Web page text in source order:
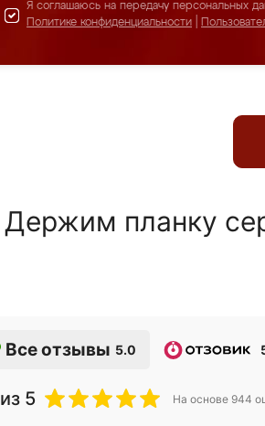
Я соглашаюсь на передачу персональных
Политике конфиденциальности
Держим планку
Все отзывы 5.0
из 5 На основе 944